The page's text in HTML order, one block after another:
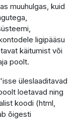
muuhulgas, kuid
ligipääsu
käitumist või
poolt.
üleslaaditavad
loetavad ning
koodi (html,
õigesti